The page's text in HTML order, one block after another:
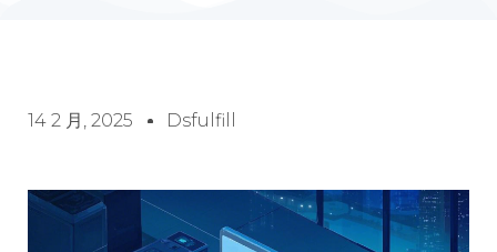
14 2 月, 2025 Dsfulfill